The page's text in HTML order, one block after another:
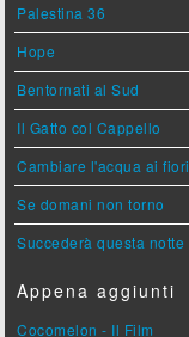
Palestina 36
Hope
Bentornati al Sud
Il Gatto col Cappello
Cambiare l'acqua ai fiori
Se domani non torno
Succederà questa notte
Appena aggiunti
Cocomelon - Il Film